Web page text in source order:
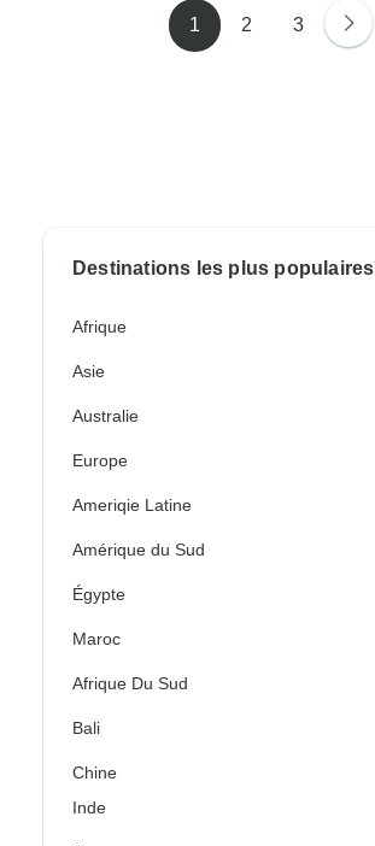
1 2 3
Destinations les plus populaires
Afrique
Asie
Australie
Europe
Ameriqie Latine
Amérique du Sud
Égypte
Maroc
Afrique Du Sud
Bali
Chine
Inde